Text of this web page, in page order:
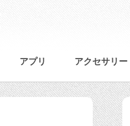
アプリ アクセサリー